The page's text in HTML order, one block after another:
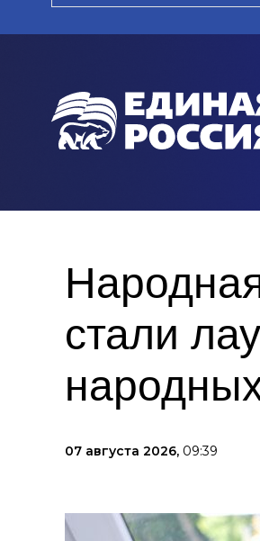
стали
07 августа 2026, 09:39